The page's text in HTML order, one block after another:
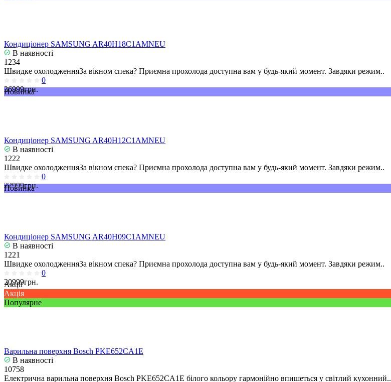
Кондиціонер SAMSUNG AR40H18C1AMNEU
В наявності
1234
Швидке охолодженняЗа вікном спека? Приємна прохолода доступна вам у будь-який момент. Завдяки режим..
0
36999грн.
Новинка
Кондиціонер SAMSUNG AR40H12C1AMNEU
В наявності
1222
Швидке охолодженняЗа вікном спека? Приємна прохолода доступна вам у будь-який момент. Завдяки режим..
0
22999грн.
Новинка
Кондиціонер SAMSUNG AR40H09C1AMNEU
В наявності
1221
Швидке охолодженняЗа вікном спека? Приємна прохолода доступна вам у будь-який момент. Завдяки режим..
0
20999грн.
Акції
Акція
Популярне
Варильна поверхня Bosch PKE652CA1E
В наявності
10758
Електрична варильна поверхня Bosch PKE652CA1E білого кольору гармонійно впишеться у світлий кухонний..